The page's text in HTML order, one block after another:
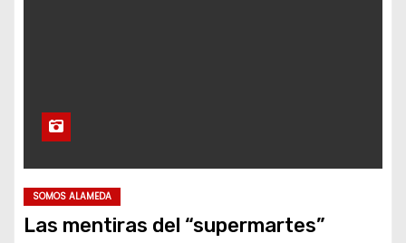
SOMOS ALAMEDA
Las mentiras del “supermartes”